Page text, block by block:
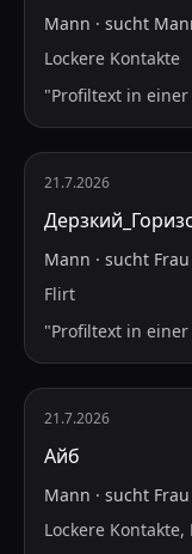
Mann · sucht
Lockere Kontakte
"Profiltext in
21.7.2026
Mann · sucht Frau
Flirt
"Profiltext in
21.7.2026
Айб
Mann · sucht Frau
Lockere